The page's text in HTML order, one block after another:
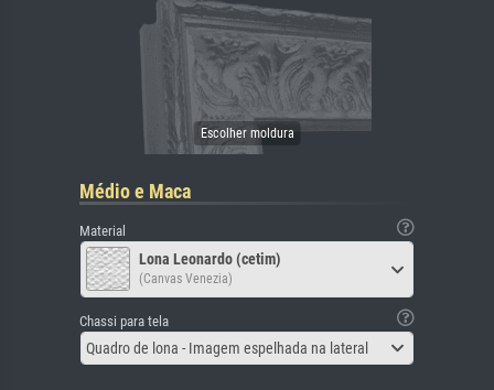
Médio e Maca
Material
Lona Leonardo (cetim)
(Canvas Venezia)
Chassi para tela
Quadro de lona - Imagem espelhada na lateral